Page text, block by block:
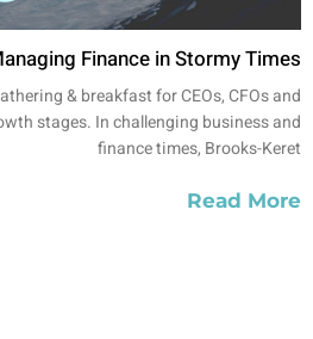
Finance in Stormy Times
& breakfast for CEOs, CFOs and
stages. In challenging business and
finance times, Brooks-Keret
Read More